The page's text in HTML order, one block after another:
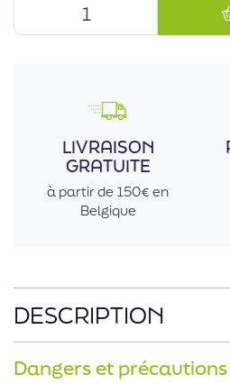
DESCRIPTION
Dangers et précautions
LIVRAISON
GRATUITE
à partir de 150€ en
Belgique